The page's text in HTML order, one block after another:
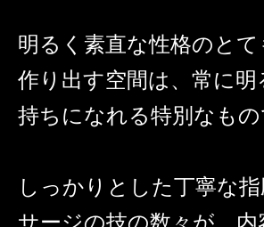
明るく素直な性格のと
作り出す空間は、常に
持ちになれる特別なもの
しっかりとした丁寧な
サージの技の数々が、